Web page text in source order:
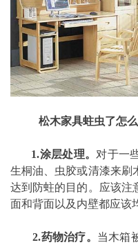
松木家具蛀虫了怎
1.涂层处理。对于一
生桐油、虫胶或清漆来刷
达到防蛀的目的。应该注
面和背面以及内壁都应该
2.药物治疗。 当木箱